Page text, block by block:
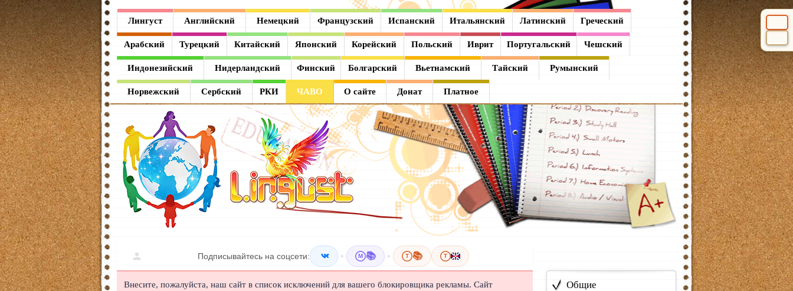
Лингуст Английский Немецкий Французский Испанский Итальянский Латинский Греческий
Арабский Турецкий Китайский Японский Корейский Польский Иврит Португальский Чешский
Индонезийский Нидерландский Финский Болгарский Вьетнамский Тайский Румынский
Норвежский Сербский РКИ ЧАВО О сайте Донат Платное
Подписывайтесь на соцсети: • M 📚 • T 📚 T
Внесите, пожалуйста, наш сайт в список исключений для вашего блокировщика рекламы. Сайт
Общие
Лингуст
Английский
Немецкий
Французский
Испанский
Итальянский
Латинский
Греческий
Арабский
Турецкий
Китайский
Японский